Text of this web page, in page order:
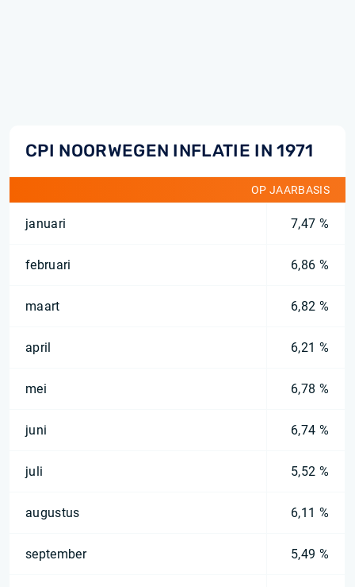
CPI NOORWEGEN INFLATIE IN 1971
OP JAARBASIS
januari 7,47 %
februari 6,86 %
maart 6,82 %
april 6,21 %
mei 6,78 %
juni 6,74 %
juli 5,52 %
augustus 6,11 %
september 5,49 %